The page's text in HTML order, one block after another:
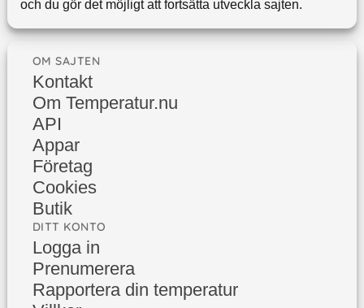
och du gör det möjligt att fortsätta utveckla sajten.
OM SAJTEN
Kontakt
Om Temperatur.nu
API
Appar
Företag
Cookies
Butik
DITT KONTO
Logga in
Prenumerera
Rapportera din temperatur